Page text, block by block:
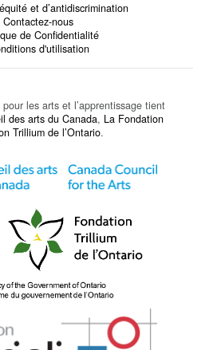
et d’antidiscrimination
Contactez-nous
de Confidentialité
d'utilisation
les arts et l’apprentissage tient
des arts du Canada, La Fondation
Trillium de l’Ontario.